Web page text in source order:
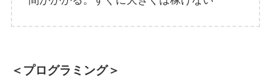
＜プログラミング＞